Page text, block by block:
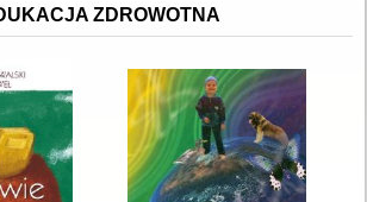
ZDROWOTNA